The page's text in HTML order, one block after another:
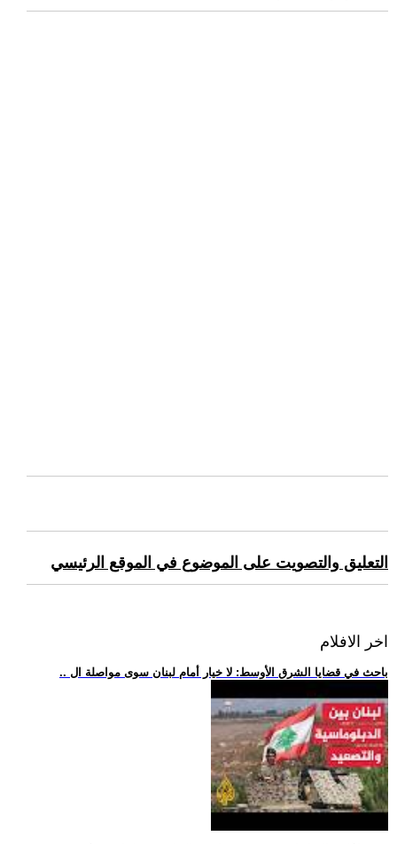
التعليق والتصويت على الموضوع في الموقع الرئيسي
اخر الافلام
.. باحث في قضايا الشرق الأوسط: لا خيار أمام لبنان سوى مواصلة ال